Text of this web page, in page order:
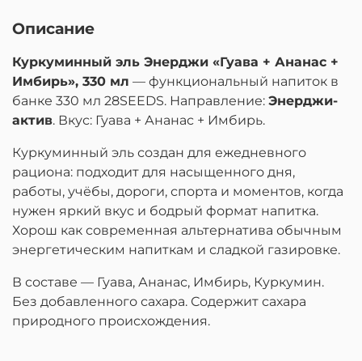
Описание
Куркуминный эль Энерджи «Гуава + Ананас +
Имбирь», 330 мл — функциональный напиток в
банке 330 мл 28SEEDS. Направление: Энерджи-
актив. Вкус: Гуава + Ананас + Имбирь.
Куркуминный эль создан для ежедневного
рациона: подходит для насыщенного дня,
работы, учёбы, дороги, спорта и моментов, когда
нужен яркий вкус и бодрый формат напитка.
Хорош как современная альтернатива обычным
энергетическим напиткам и сладкой газировке.
В составе — Гуава, Ананас, Имбирь, Куркумин.
Без добавленного сахара. Содержит сахара
природного происхождения.